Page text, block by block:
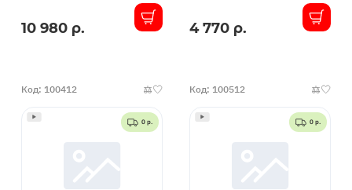
В
10 980 р.
В
4 770 р.
Код: 100412
0 р.
Код: 100512
0 р.